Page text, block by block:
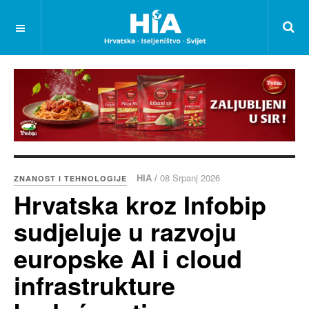
ZNANOST I TEHNOLOGIJE HIA / 08 Srpanj 2026
Hrvatska kroz Infobip
sudjeluje u razvoju
europske AI i cloud
infrastrukture